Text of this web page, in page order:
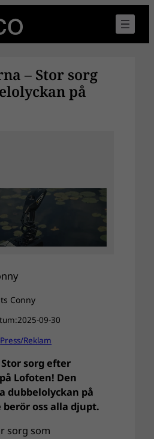
– Stor sorg
på
Conny
2025-09-30
Press/Reklam
sorg efter
Lofoten! Den
dubbelolyckan på
oss alla djupt.
sorg som